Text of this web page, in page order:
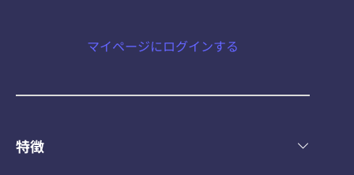
マイページにログインする
特徴